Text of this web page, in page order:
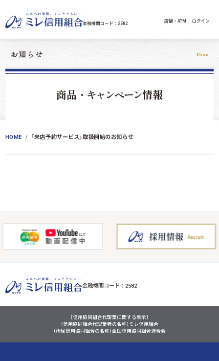
金融機関コード：2582 店舗・ATM ログイン
お知らせ News
商品・ キャンペーン情報
HOME 「来店予約サービス」取扱開始のお知らせ
金融機関コード：2582
［信用協同組合代理業に関する表示］
（信用協同組合代理業者の名称）ミレ信用組合
（所属信用協同組合の名称）全国信用協同組合連合会